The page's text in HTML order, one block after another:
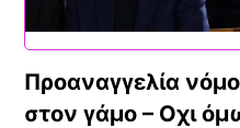
Προαναγγελία
στον γάμο – Οχι